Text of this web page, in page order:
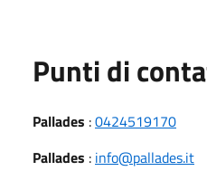
Punti di
Pallades :0424519170
Pallades : info@pallades.it